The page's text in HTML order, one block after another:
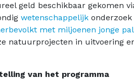
geld beschikbaar gekomen
wetenschappelijk onderzoek
met miljoenen jonge
natuurprojecten in uitvoering
van het programma